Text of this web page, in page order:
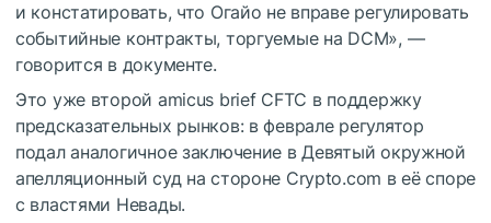
и констатировать, что Огайо не вправе регулировать
событийные контракты, торгуемые на DCM», —
говорится в документе.
Это уже второй amicus brief CFTC в поддержку
предсказательных рынков: в феврале регулятор
подал аналогичное заключение в Девятый окружной
апелляционный суд на стороне Crypto.com в её споре
с властями Невады.